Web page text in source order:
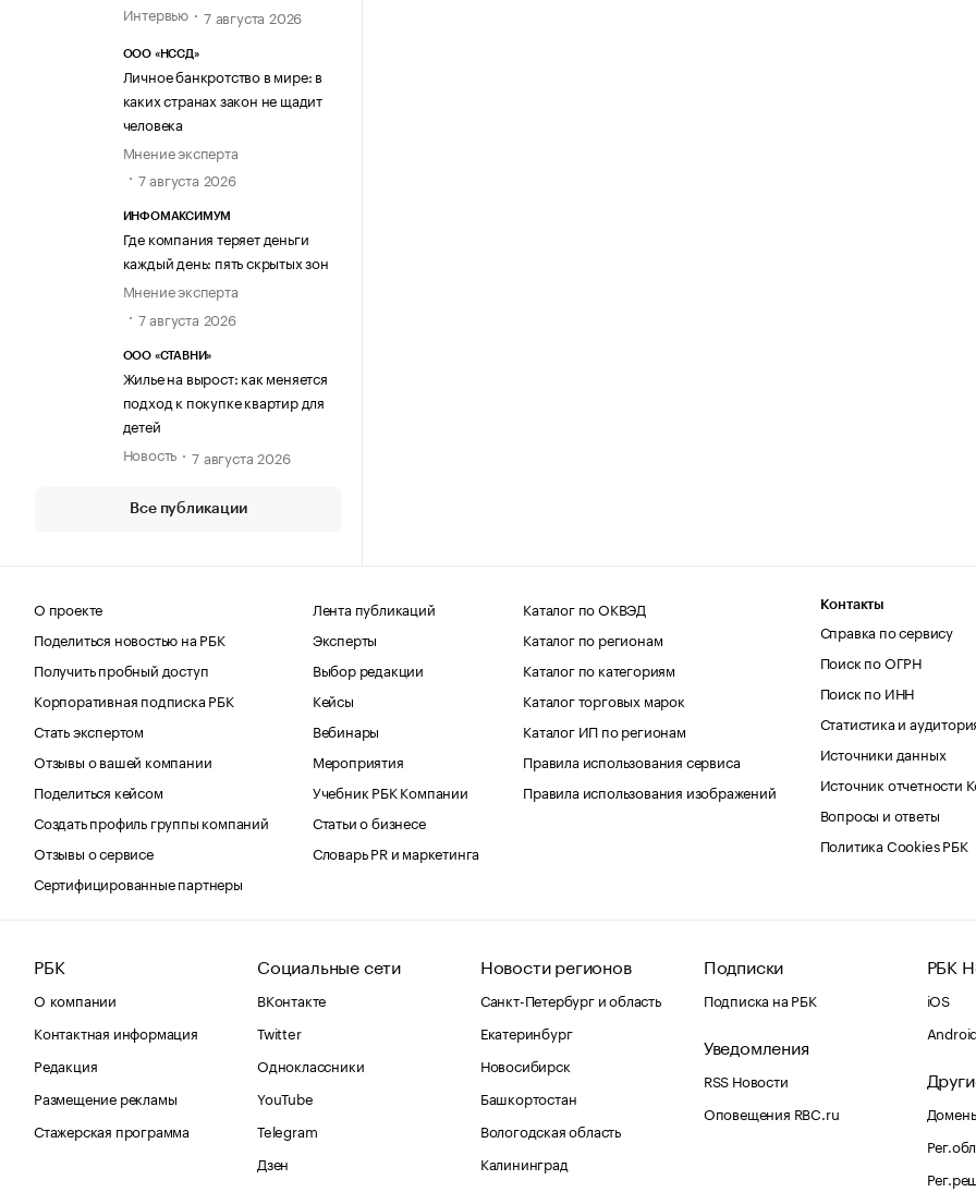
Интервью
7 августа 2026
ООО «НССД»
Личное банкротство в мире: в
каких странах закон не щадит
человека
Мнение эксперта
7 августа 2026
ИНФОМАКСИМУМ
Где компания теряет деньги
каждый день: пять скрытых зон
Мнение эксперта
7 августа 2026
ООО «СТАВНИ»
Жилье на вырост: как меняется
подход к покупке квартир для
детей
Новость
7 августа 2026
Все публикации
О проекте
Поделиться новостью на РБК
Получить пробный доступ
Корпоративная подписка РБК
Стать экспертом
Отзывы о вашей компании
Поделиться кейсом
Создать профиль группы компаний
Отзывы о сервисе
Сертифицированные партнеры
Лента публикаций
Эксперты
Выбор редакции
Кейсы
Вебинары
Мероприятия
Учебник РБК Компании
Статьи о бизнесе
Словарь PR и маркетинга
Каталог по ОКВЭД
Каталог по регионам
Каталог по категориям
Каталог торговых марок
Каталог ИП по регионам
Правила использования сервиса
Правила использования изображений
Контакты
Справка по сервису
Поиск по ОГРН
Поиск по ИНН
Статистика и
Источники данных
Источник отчетности
Вопросы и ответы
Политика Cookies РБК
РБК
О компании
Контактная информация
Редакция
Размещение рекламы
Стажерская программа
Социальные сети
ВКонтакте
Twitter
Одноклассники
YouTube
Telegram
Дзен
Новости регионов
Санкт-Петербург и область
Екатеринбург
Новосибирск
Башкортостан
Вологодская область
Калининград
Подписки
Подписка на РБК
Уведомления
RSS Новости
Оповещения RBC.ru
РБК
iOS